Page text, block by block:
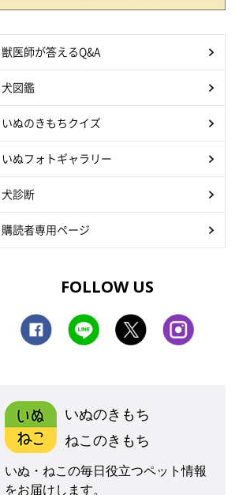
獣医師が答えるQ&A
犬図鑑
いぬのきもちクイズ
いぬフォトギャラリー
犬診断
購読者専用ページ
FOLLOW US
いぬのきもち
ねこのきもち
いぬ・ねこの毎日役立つペット情報
をお届けします。